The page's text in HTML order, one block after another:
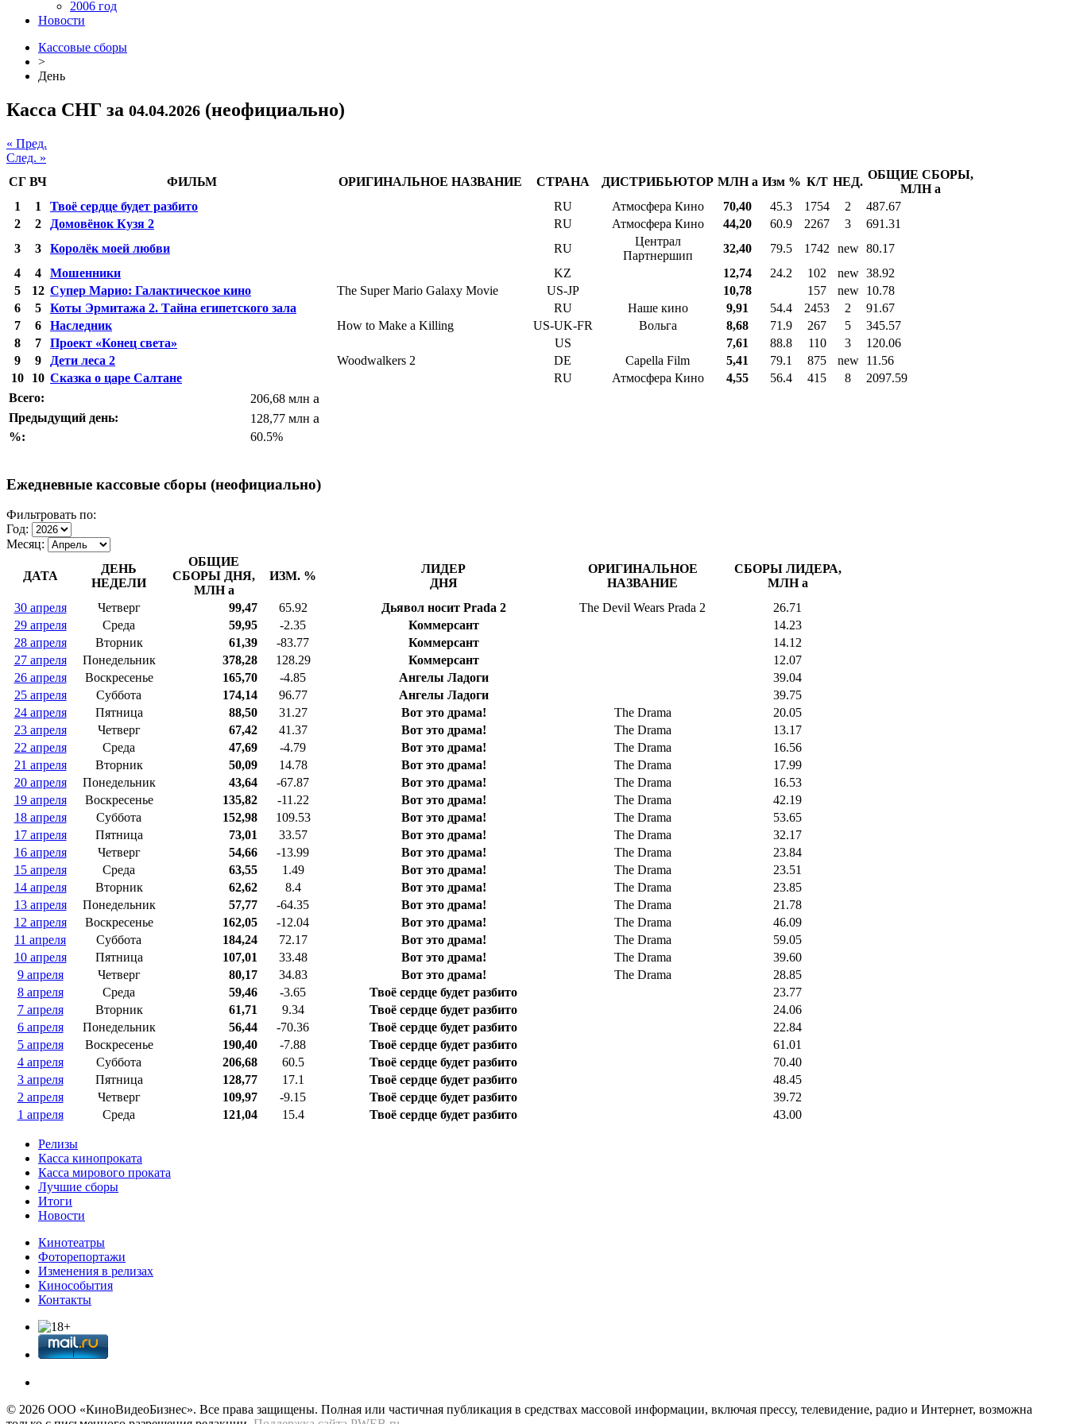
2006 год
Новости
Кассовые сборы
>
День
Касса СНГ за 04.04.2026 (неофициально)
« Пред.
След. »
СГ ВЧ ФИЛЬМ ОРИГИНАЛЬНОЕ НАЗВАНИЕ СТРАНА ДИСТРИБЬЮТОР МЛНa Изм % К/Т НЕД.
ОБЩИЕ СБОРЫ,
МЛНa
1
1 Твоё сердце будет разбито RU Атмосфера Кино 70,40 45.3 1754 2
487.67
2
2 Домовёнок Кузя 2 RU Атмосфера Кино 44,20 60.9 2267 3
691.31
3
3 Королёк моей любви RU
Централ
Партнершип
32,40 79.5 1742 new 80.17
4
4 Мошенники KZ 12,74 24.2 102 new 38.92
5
12 Супер Марио: Галактическое кино The Super Mario Galaxy Movie US-JP 10,78 157 new
10.78
6
5 Коты Эрмитажа 2. Тайна египетского зала RU Наше кино 9,91 54.4 2453 2
91.67
7
6 Наследник How to Make a Killing US-UK-FR Вольга 8,68 71.9 267 5
345.57
8
7 Проект «Конец света» US 7,61 88.8 110 3
120.06
9
9 Дети леса 2 Woodwalkers 2 DE Capella Film 5,41 79.1 875 new
11.56
10
10 Сказка о царе Салтане RU Атмосфера Кино 4,55 56.4 415 8
2097.59
Всего:
206,68 млн a
Предыдущий день: 128,77 млн a
%: 60.5%
Ежедневные кассовые сборы (неофициально)
Фильтровать по:
Год:
Месяц:
ДАТА
ДЕНЬ
НЕДЕЛИ
ОБЩИЕ
СБОРЫ ДНЯ,
МЛНa
ИЗМ. %
ЛИДЕР
ДНЯ
ОРИГИНАЛЬНОЕ
НАЗВАНИЕ
СБОРЫ ЛИДЕРА,
МЛНa
30 апреля
Четверг 99,47 65.92 Дьявол носит Prada 2 The Devil Wears Prada 2
26.71
29 апреля
Среда 59,95 -2.35 Коммерсант
14.23
28 апреля
Вторник 61,39 -83.77 Коммерсант
14.12
27 апреля
Понедельник 378,28 128.29 Коммерсант
12.07
26 апреля
Воскресенье 165,70 -4.85 Ангелы Ладоги
39.04
25 апреля
Суббота 174,14 96.77 Ангелы Ладоги
39.75
24 апреля
Пятница 88,50 31.27 Вот это драма! The Drama
20.05
23 апреля
Четверг 67,42 41.37 Вот это драма! The Drama
13.17
22 апреля
Среда 47,69 -4.79 Вот это драма! The Drama
16.56
21 апреля
Вторник 50,09 14.78 Вот это драма! The Drama
17.99
20 апреля
Понедельник 43,64 -67.87 Вот это драма! The Drama
16.53
19 апреля
Воскресенье 135,82 -11.22 Вот это драма! The Drama
42.19
18 апреля
Суббота 152,98 109.53 Вот это драма! The Drama
53.65
17 апреля
Пятница 73,01 33.57 Вот это драма! The Drama
32.17
16 апреля
Четверг 54,66 -13.99 Вот это драма! The Drama
23.84
15 апреля
Среда 63,55 1.49 Вот это драма! The Drama
23.51
14 апреля
Вторник 62,62 8.4 Вот это драма! The Drama
23.85
13 апреля
Понедельник 57,77 -64.35 Вот это драма! The Drama
21.78
12 апреля
Воскресенье 162,05 -12.04 Вот это драма! The Drama
46.09
11 апреля
Суббота 184,24 72.17 Вот это драма! The Drama
59.05
10 апреля
Пятница 107,01 33.48 Вот это драма! The Drama
39.60
9 апреля
Четверг 80,17 34.83 Вот это драма! The Drama
28.85
8 апреля
Среда 59,46 -3.65 Твоё сердце будет разбито
23.77
7 апреля
Вторник 61,71 9.34 Твоё сердце будет разбито
24.06
6 апреля
Понедельник 56,44 -70.36 Твоё сердце будет разбито
22.84
5 апреля
Воскресенье 190,40 -7.88 Твоё сердце будет разбито
61.01
4 апреля
Суббота 206,68 60.5 Твоё сердце будет разбито
70.40
3 апреля
Пятница 128,77 17.1 Твоё сердце будет разбито
48.45
2 апреля
Четверг 109,97 -9.15 Твоё сердце будет разбито
39.72
1 апреля
Среда 121,04 15.4 Твоё сердце будет разбито 43.00
Релизы
Касса кинопроката
Касса мирового проката
Лучшие сборы
Итоги
Новости
Кинотеатры
Фоторепортажи
Изменения в релизах
Кинособытия
Контакты
© 2026 OOО «КиноВидеоБизнес». Все права защищены. Полная или частичная публикация в средствах массовой информации, включая прессу, телевидение, радио и Интернет, возможна